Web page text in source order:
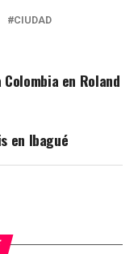
CIUDAD
en Roland
en Ibagué